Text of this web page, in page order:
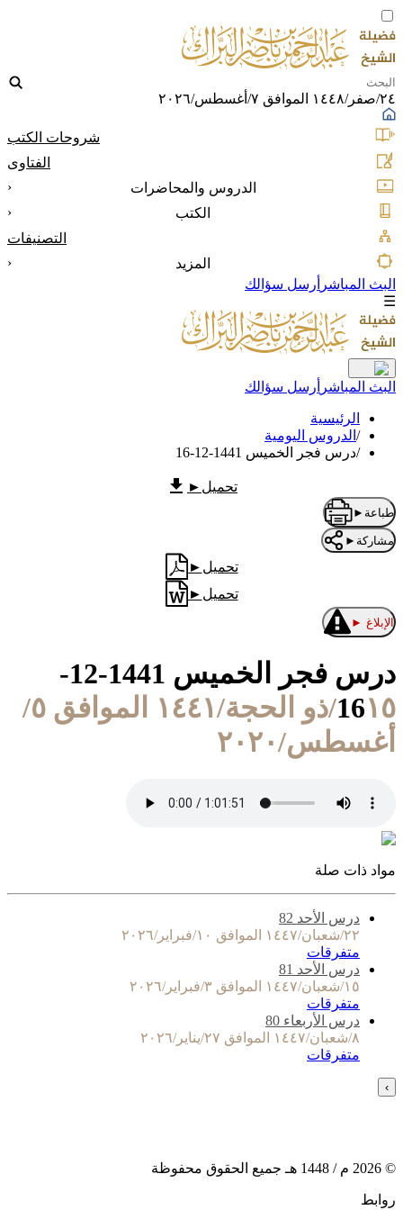
٢٤/صفر/١٤٤٨ الموافق ٧/أغسطس/٢٠٢٦
شروحات الكتب
الفتاوى
الدروس والمحاضرات
‹
الكتب
‹
التصنيفات
المزيد
‹
البث المباشر أرسل سؤالك
☰
البث المباشر أرسل سؤالك
الرئيسية
/ الدروس اليومية
/درس فجر الخميس 1441-12-16
تحميل ►
طباعة ►
مشاركة ►
تحميل ►
تحميل ►
الإبلاغ ►
درس فجر الخميس 1441-12-
16
١٥/ذو الحجة/١٤٤١ الموافق ٥/
أغسطس/٢٠٢٠
مواد ذات صلة
درس الأحد 82
٢٢/شعبان/١٤٤٧ الموافق ١٠/فبراير/٢٠٢٦
متفرقات
درس الأحد 81
١٥/شعبان/١٤٤٧ الموافق ٣/فبراير/٢٠٢٦
متفرقات
درس الأربعاء 80
٨/شعبان/١٤٤٧ الموافق ٢٧/يناير/٢٠٢٦
متفرقات
›
©
2026 م / 1448 هـ جميع الحقوق محفوظة
روابط